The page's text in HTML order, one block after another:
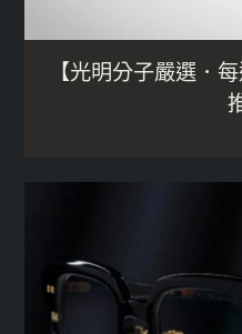
【光明分子嚴選．